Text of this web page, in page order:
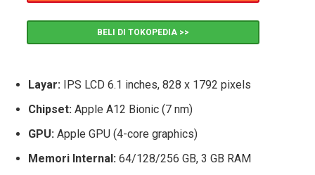
BELI DI TOKOPEDIA >>
Layar: IPS LCD 6.1 inches, 828 x 1792 pixels
Chipset: Apple A12 Bionic (7 nm)
GPU: Apple GPU (4-core graphics)
Memori Internal: 64/128/256 GB, 3 GB RAM